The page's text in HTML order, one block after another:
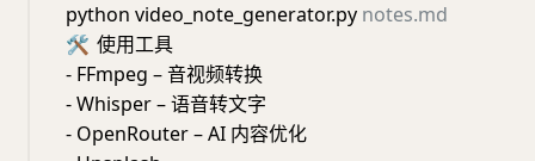
python video_note_generator.py notes.md
🛠 使用工具
- FFmpeg – 音视频转换
- Whisper – 语音转文字
- OpenRouter – AI 内容优化